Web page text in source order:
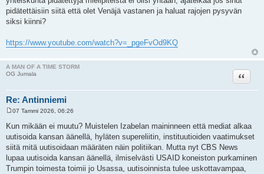
pidätettäisiin siitä että olet Venäjä vastanen ja haluat rajojen pysyvän
siksi kiinni?
https://www.youtube.com/watch?v=_pgeFvOd9KQ
A MAN OF A TIME STORM
OG Jumala
Re: Antinniemi
Lainaa
e
s
t
i
07 Tammi 2026, 06:26
Kun mikään ei muutu? Muistelen Izabelan maininneen että mediat alkaa
uutisoida kansan äänellä, hyläten supereliitin, instituutioiden vaatimukset
siitä mitä uutisoidaan määräten näin politiikan. Mutta nyt CBS News
lupaa uutisoida kansan äänellä, ilmiselvästi USAID koneiston purkaminen
Trumpin toimesta toimii jo Usassa, uutisoinnista tulee uskottavampaa,